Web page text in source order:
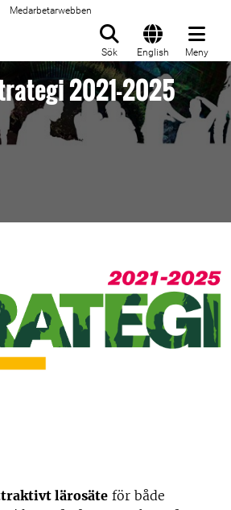
Medarbetarwebben
Sök English Meny
2021-2025
lärosäte för både